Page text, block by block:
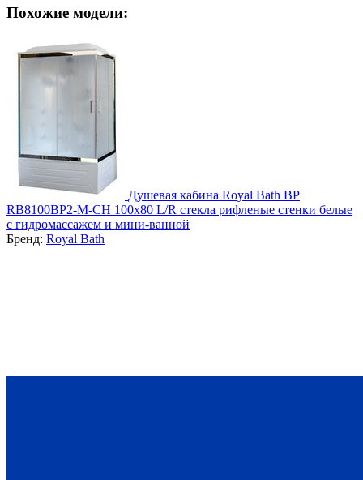
Похожие модели:
Душевая кабина Royal Bath BP
RB8100BP2-M-CH 100х80 L/R стекла рифленые стенки белые
с гидромассажем и мини-ванной
Бренд: Royal Bath